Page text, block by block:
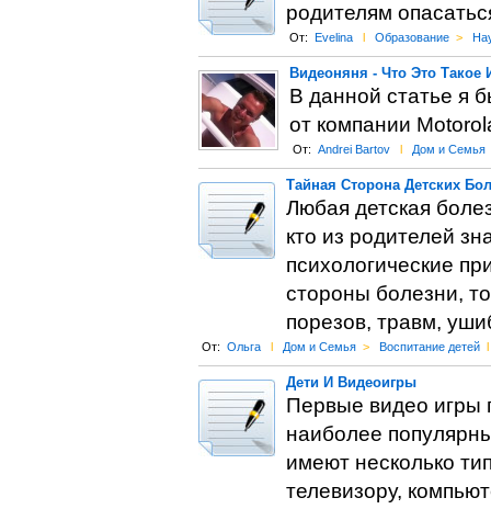
родителям
От: Evelina l Образование >
Видеоняня - Что Это
В данной статье я
от компании
От: Andrei Bartov l Дом и Семья
Тайная Сторона Детских
Любая детская
кто из родителей
психологические
стороны болезни,
порезов, травм,
От: Ольга l Дом и Семья > Воспитание детей l
Дети И Видеоигры
Первые видео игры
наиболее
имеют несколько
телевизору,